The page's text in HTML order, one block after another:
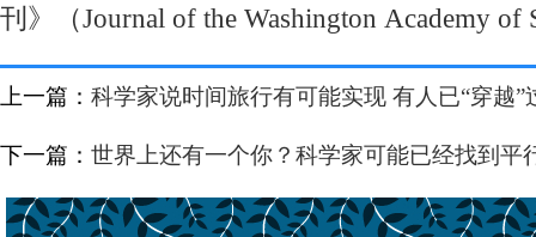
刊》（Journal of the Washington Academy of
上一篇： 科学家说时间旅行有可能实现 有人已“穿越”
下一篇： 世界上还有一个你？科学家可能已经找到平